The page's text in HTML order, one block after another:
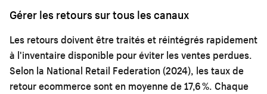
Gérer les retours sur tous les canaux
Les retours doivent être traités et réintégrés rapidement
à l'inventaire disponible pour éviter les ventes perdues.
Selon la National Retail Federation (2024), les taux de
retour ecommerce sont en moyenne de 17,6 %. Chaque